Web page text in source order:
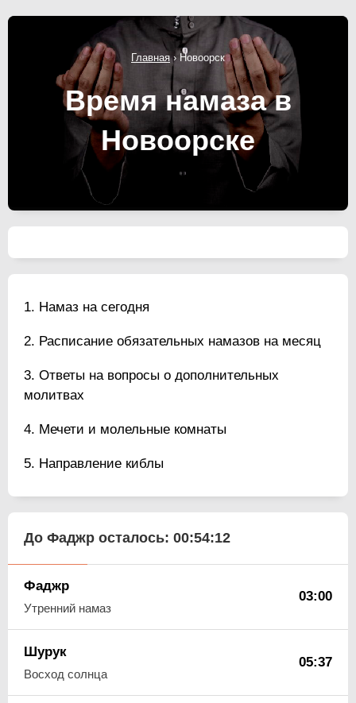
Главная› Новоорск
Время намаза в
Новоорске
Намаз на сегодня
Расписание обязательных намазов на месяц
Ответы на вопросы о дополнительных
молитвах
Мечети и молельные комнаты
Направление киблы
До Фаджр осталось: 00:54:12
Фаджр
Утренний намаз
03:00
Шурук
Восход солнца
05:37